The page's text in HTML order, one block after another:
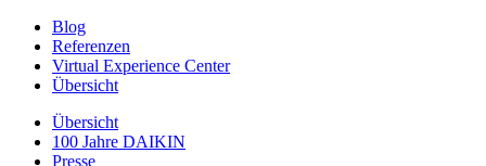
Blog
Referenzen
Virtual Experience Center
Übersicht
Übersicht
100 Jahre DAIKIN
Presse